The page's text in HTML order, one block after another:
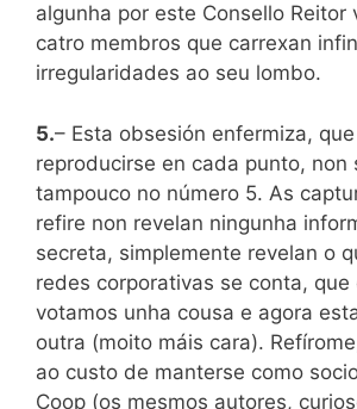
algunha por este Consello Reitor
catro membros que carrexan
irregularidades ao seu lombo.
5.– Esta obsesión enfermiza,
reproducirse en cada punto, non
tampouco no número 5. As
refire non revelan ningunha
secreta, simplemente revelan o
redes corporativas se conta, que
votamos unha cousa e agora
outra (moito máis cara).
ao custo de manterse como
Coop (os mesmos autores,